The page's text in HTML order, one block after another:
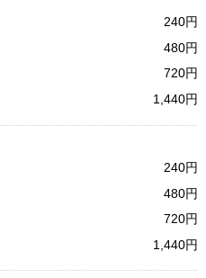
240
480
720
1,440
240
480
720
1,440